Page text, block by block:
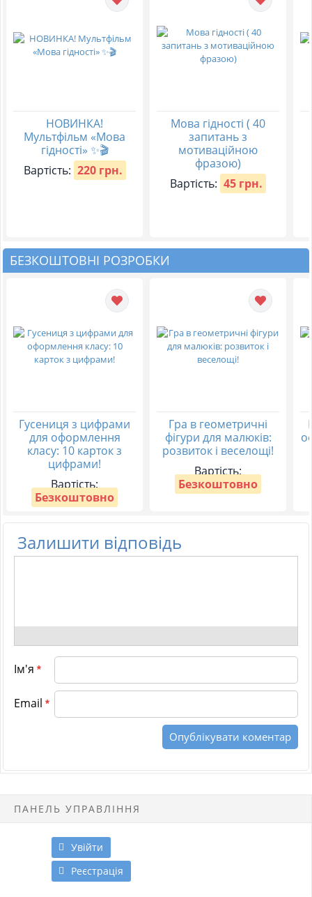
НОВИНКА!
Мультфільм «Мова
гідності» ✨🎬
Вартість: 220 грн.
Мова гідності ( 40
запитань з
мотиваційною
фразою)
Вартість: 45 грн.
БЕЗКОШТОВНІ РОЗРОБКИ
Гусениця з цифрами
для оформлення
класу: 10 карток з
цифрами!
Вартість:
Безкоштовно
Гра в геометричні
фігури для малюків:
розвиток і веселощі!
Вартість:
Безкоштовно
Залишити відповідь
Ім'я *
Email *
ПАНЕЛЬ УПРАВЛІННЯ
Увійти
Реєстрація